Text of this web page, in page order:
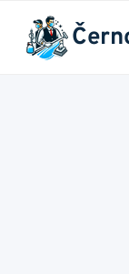
Přeskočit
obsah